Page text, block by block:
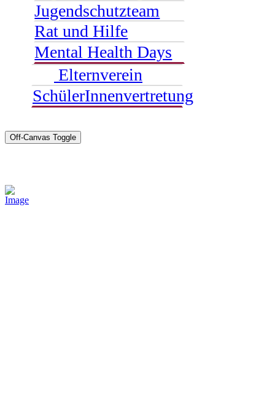
Jugendschutzteam
Rat und Hilfe
Mental Health Days
Elternverein
SchülerInnenvertretung
Off-Canvas Toggle